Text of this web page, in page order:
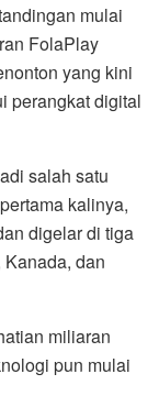
mulai
FolaPlay
yang kini
perangkat digital
salah satu
kalinya,
digelar di tiga
dan
miliaran
pun mulai